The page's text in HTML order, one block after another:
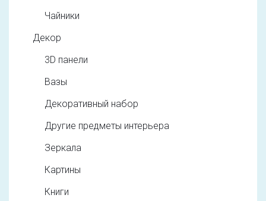
Чайники
Декор
3D панели
Вазы
Декоративный набор
Другие предметы интерьера
Зеркала
Картины
Книги